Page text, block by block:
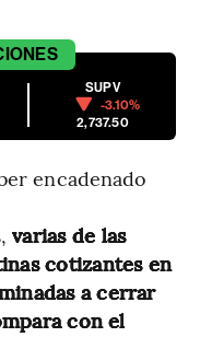
SUPV
-3.10%
2,737.50
encadenado
varias de las
cotizantes en
a cerrar
con el